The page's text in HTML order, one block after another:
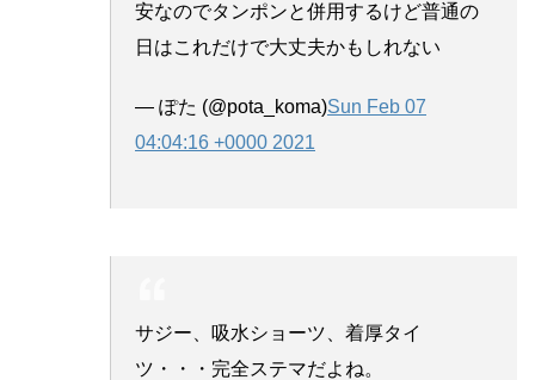
安なのでタンポンと併用するけど普通の
日はこれだけで大丈夫かもしれない
— ぽた (@pota_koma)Sun Feb 07
04:04:16 +0000 2021
サジー、吸水ショーツ、着厚タイ
ツ・・・完全ステマだよね。